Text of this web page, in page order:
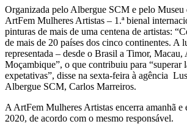
Organizada pelo Albergue SCM e pelo Museu
ArtFem Mulheres Artistas – 1.ª bienal
pinturas de mais de uma centena de artistas:
de mais de 20 países dos cinco continentes. A
representada – desde o Brasil a Timor, Macau,
Moçambique”, o que contribuiu para “superar
expetativas”, disse na sexta-feira à agência
Albergue SCM, Carlos Marreiros.
A ArtFem Mulheres Artistas encerra amanhã e
2020, de acordo com o mesmo responsável.